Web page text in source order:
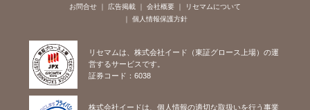
お問合せ 広告掲載 会社概要
リセマムについて
個人情報保護方針
リセマムは、株式会社イード（東証グロース上場）の運
営するサービスです。
証券コード：6038
株式会社イードは、個人情報の適切な取扱いを行う事業